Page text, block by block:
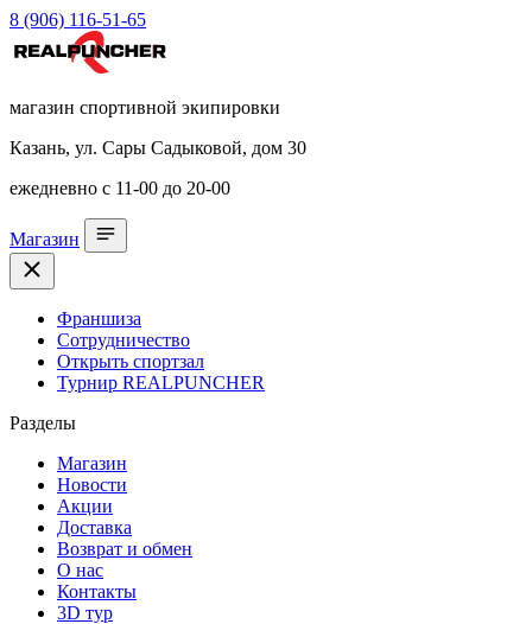
8 (906) 116-51-65
магазин спортивной экипировки
Казань, ул. Сары Садыковой, дом 30
ежедневно с 11-00 до 20-00
Магазин
Франшиза
Сотрудничество
Открыть спортзал
Турнир REALPUNCHER
Разделы
Магазин
Новости
Акции
Доставка
Возврат и обмен
О нас
Контакты
3D тур